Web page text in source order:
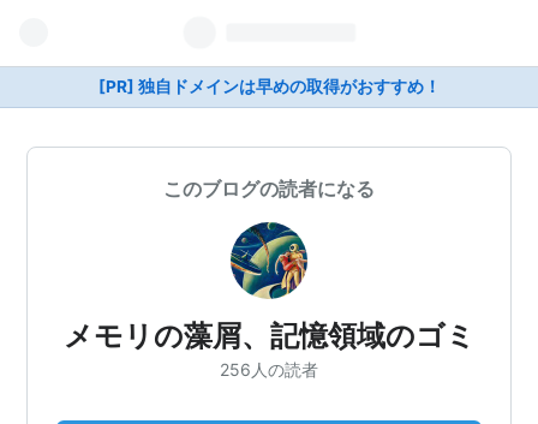
[PR] 独自ドメインは早めの取得がおすすめ！
このブログの読者になる
メモリの藻屑、記憶領域のゴミ
256人の読者